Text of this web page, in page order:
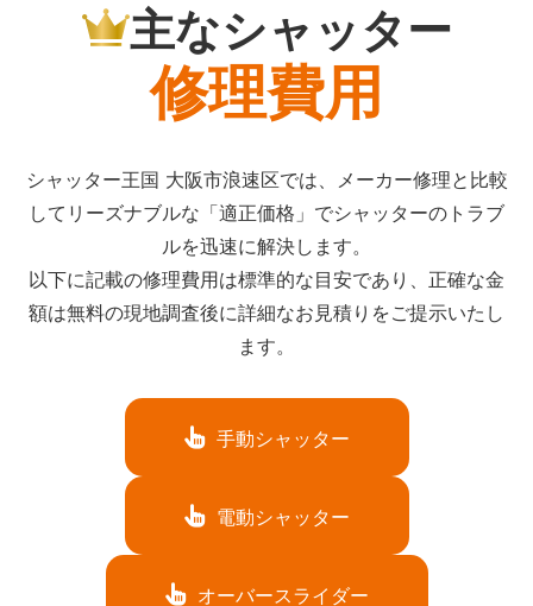
主なシャッター
修理費用
シャッター王国 大阪市浪速区では、メーカー修理と比較
してリーズナブルな「適正価格」でシャッターのトラブ
ルを迅速に解決します。
以下に記載の修理費用は標準的な目安であり、正確な金
額は無料の現地調査後に詳細なお見積りをご提示いたし
ます。
手動シャッター
電動シャッター
オーバースライダー